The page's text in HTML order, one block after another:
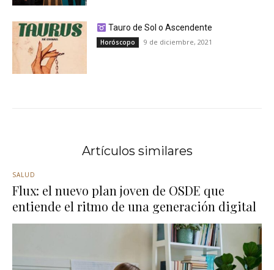
Tauro de Sol o Ascendente
Horóscopo 9 de diciembre, 2021
Artículos similares
SALUD
Flux: el nuevo plan joven de OSDE que
entiende el ritmo de una generación digital